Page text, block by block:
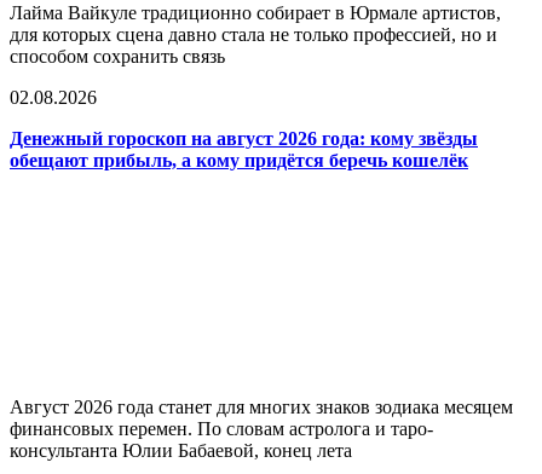
Лайма Вайкуле традиционно собирает в Юрмале артистов,
для которых сцена давно стала не только профессией, но и
способом сохранить связь
02.08.2026
Денежный гороскоп на август 2026 года: кому звёзды
обещают прибыль, а кому придётся беречь кошелёк
Август 2026 года станет для многих знаков зодиака месяцем
финансовых перемен. По словам астролога и таро-
консультанта Юлии Бабаевой, конец лета